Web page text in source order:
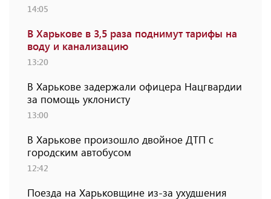
14:05
В Харькове в 3,5 раза поднимут тарифы на
воду и канализацию
13:20
В Харькове задержали офицера Нацгвардии
за помощь уклонисту
13:00
В Харькове произошло двойное ДТП с
городским автобусом
12:42
Поезда на Харьковщине из-за ухудшения